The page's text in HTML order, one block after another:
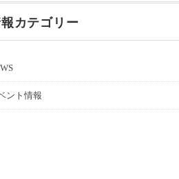
カテゴリー
ント情報